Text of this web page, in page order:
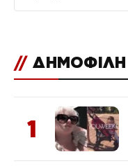
// ΔΗΜΟΦΙΛΗ
1